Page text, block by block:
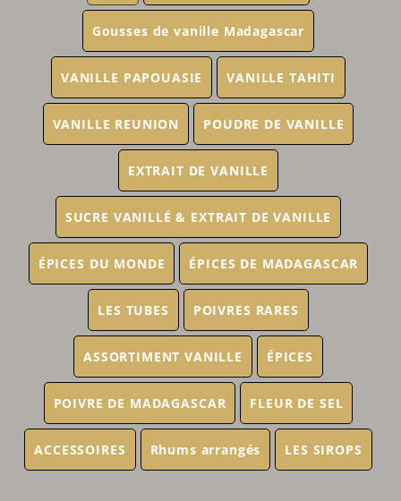
Gousses de vanille Madagascar
VANILLE PAPOUASIE VANILLE TAHITI
VANILLE REUNION POUDRE DE VANILLE
EXTRAIT DE VANILLE
SUCRE VANILLÉ & EXTRAIT DE VANILLE
ÉPICES DU MONDE ÉPICES DE MADAGASCAR
LES TUBES POIVRES RARES
ASSORTIMENT VANILLE ÉPICES
POIVRE DE MADAGASCAR FLEUR DE SEL
ACCESSOIRES Rhums arrangés LES SIROPS